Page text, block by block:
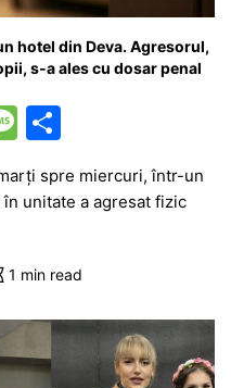
hotel din Deva. Agresorul,
s-a ales cu dosar penal
M
s
a
e
ta
a
z
ă
spre miercuri, într-un
unitate a agresat fizic
1 min read